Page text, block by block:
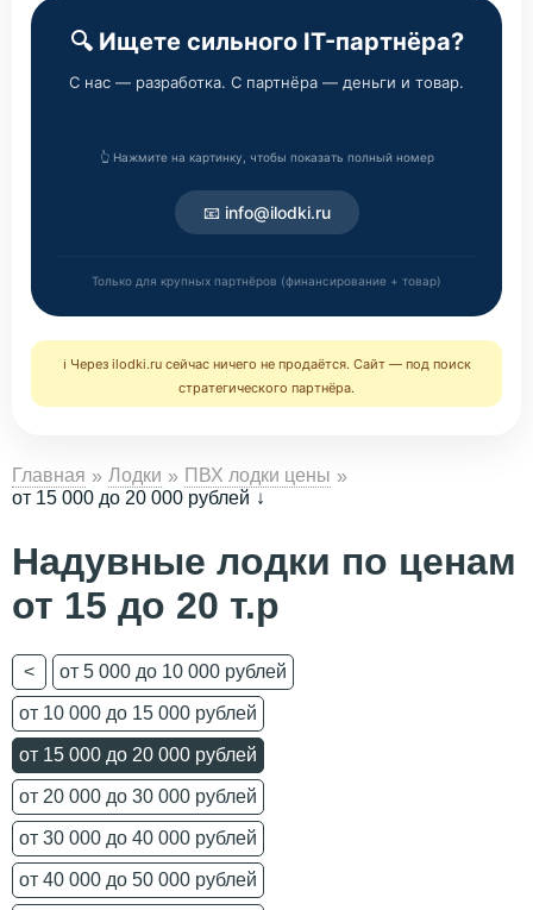
🔍 Ищете сильного IT-партнёра?
С нас — разработка. С партнёра — деньги и товар.
👆 Нажмите на картинку, чтобы показать полный номер
📧 info@ilodki.ru
Только для крупных партнёров (финансирование + товар)
ℹ️ Через ilodki.ru сейчас ничего не продаётся. Сайт — под поиск
стратегического партнёра.
Главная Лодки
ПВХ лодки цены
от 15 000 до 20 000 рублей
Надувные лодки по ценам
от 15 до 20 т.р
< от 5 000 до 10 000 рублей
от 10 000 до 15 000 рублей
от 15 000 до 20 000 рублей
от 20 000 до 30 000 рублей
от 30 000 до 40 000 рублей
от 40 000 до 50 000 рублей